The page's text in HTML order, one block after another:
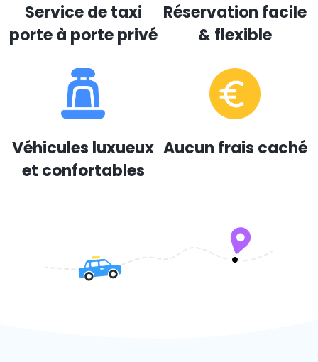
Service de taxi
porte à porte privé
Réservation facile
& flexible
Véhicules luxueux
et confortables
Aucun frais caché